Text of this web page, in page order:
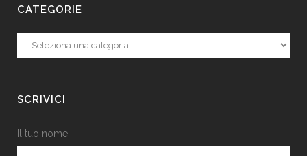
CATEGORIE
Categorie
SCRIVICI
Il tuo nome